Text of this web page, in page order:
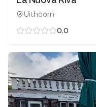
Uithoorn
0.0